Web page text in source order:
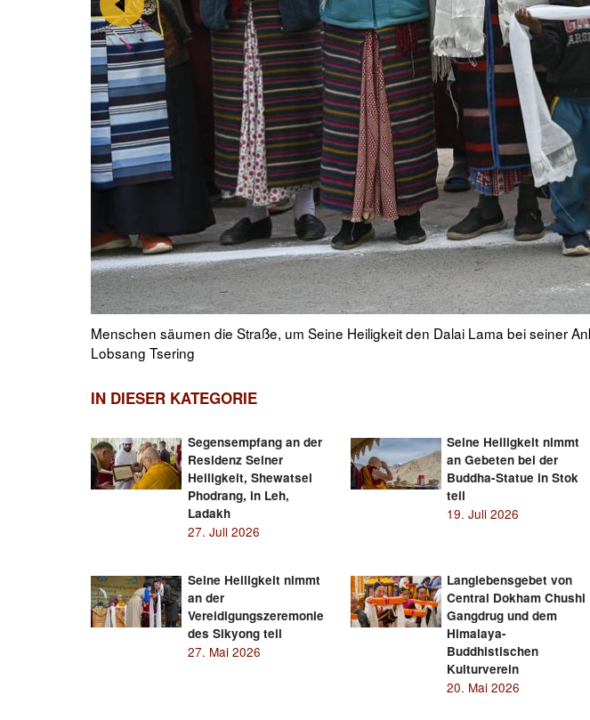
Mönche auf dem Dach des tibetischen Klosters mit traditionellen langen
am 22. Dezember 2022. Foto: Lobsang Tsering
IN DIESER KATEGORIE
Segensempfang an der
Residenz Seiner
Heiligkeit, Shewatsel
Phodrang, in Leh,
Ladakh
27. Juli 2026
Seine Heiligkeit nimmt
an Gebeten bei der
Buddha-Statue in Stok
teil
19. Juli 2026
Seine Heiligkeit nimmt
an der
Vereidigungszeremonie
des Sikyong teil
27. Mai 2026
Langlebensgebet von
Central Dokham Chushi
Gangdrug und dem
Himalaya-
Buddhistischen
Kulturverein
20. Mai 2026